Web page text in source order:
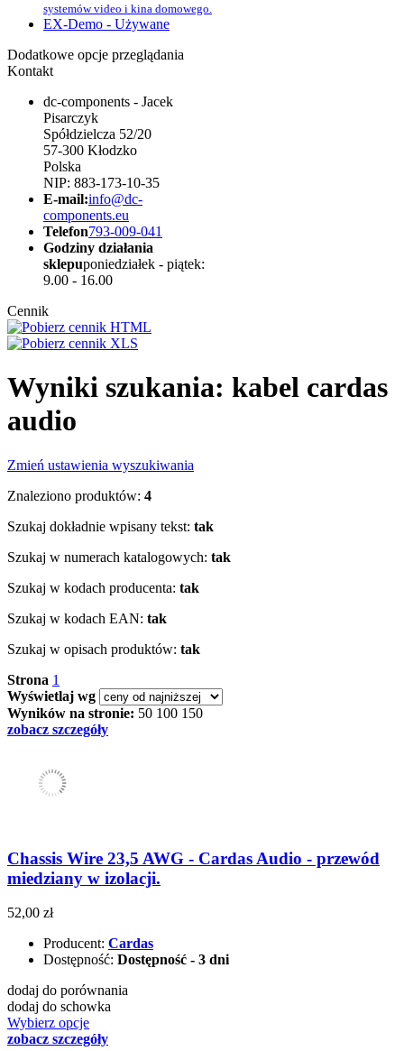
systemów video i kina domowego.
EX-Demo - Używane
Dodatkowe opcje przeglądania
Kontakt
dc-components - Jacek
Pisarczyk
Spółdzielcza 52/20
57-300 Kłodzko
Polska
NIP: 883-173-10-35
E-mail:info@dc-
components.eu
Telefon793-009-041
Godziny działania
sklepuponiedziałek - piątek:
9.00 - 16.00
Cennik
Wyniki szukania: kabel cardas
audio
Zmień ustawienia wyszukiwania
Znaleziono produktów: 4
Szukaj dokładnie wpisany tekst: tak
Szukaj w numerach katalogowych: tak
Szukaj w kodach producenta: tak
Szukaj w kodach EAN: tak
Szukaj w opisach produktów: tak
Strona 1
Wyświetlaj wg
Wyników na stronie: 50 100 150
zobacz szczegóły
Chassis Wire 23,5 AWG - Cardas Audio - przewód
miedziany w izolacji.
52,00 zł
Producent: Cardas
Dostępność: Dostępność - 3 dni
dodaj do porównania
dodaj do schowka
Wybierz opcje
zobacz szczegóły